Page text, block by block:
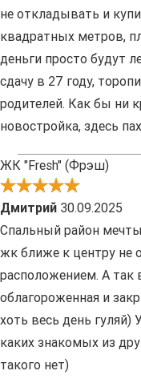
не откладывать и
квадратных метров,
деньги просто будут
сдачу в 27 году,
родителей. Как бы ни
новостройка, здесь
ЖК "Fresh" (Фрэш)
Дмитрий 30.09.2025
Спальный район
жк ближе к центру не
расположением. А так
облагороженная и
хоть весь день гуляй)
каких знакомых из
такого нет)